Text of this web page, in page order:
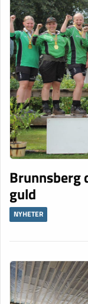
Brunnsberg
guld
NYHETER